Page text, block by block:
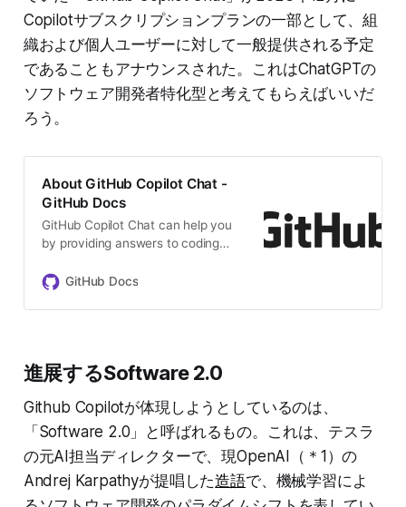
Copilotサブスクリプションプランの一部として、組
織および個人ユーザーに対して一般提供される予定
であることもアナウンスされた。これはChatGPTの
ソフトウェア開発者特化型と考えてもらえばいいだ
ろう。
About GitHub Copilot Chat -
GitHub Docs
GitHub Copilot Chat can help you
by providing answers to coding
supported IDE.
GitHub Docs
進展するSoftware 2.0
Github Copilotが体現しようとしているのは、
「Software 2.0」と呼ばれるもの。これは、テスラ
の元AI担当ディレクターで、現OpenAI（＊1）の
Andrej Karpathyが提唱した造語で、機械学習によ